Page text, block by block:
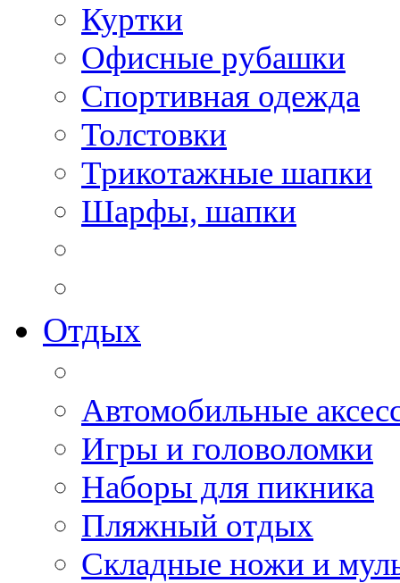
Куртки
Офисные рубашки
Спортивная одежда
Толстовки
Трикотажные шапки
Шарфы, шапки
Отдых
Автомобильные
Игры и головоломки
Наборы для пикника
Пляжный отдых
Складные ножи и